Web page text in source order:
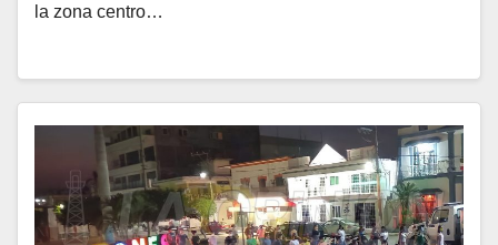
la zona centro…